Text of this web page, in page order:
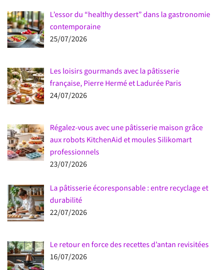
L’essor du “healthy dessert” dans la gastronomie
contemporaine
25/07/2026
Les loisirs gourmands avec la pâtisserie
française, Pierre Hermé et Ladurée Paris
24/07/2026
Régalez-vous avec une pâtisserie maison grâce
aux robots KitchenAid et moules Silikomart
professionnels
23/07/2026
La pâtisserie écoresponsable : entre recyclage et
durabilité
22/07/2026
Le retour en force des recettes d’antan revisitées
16/07/2026